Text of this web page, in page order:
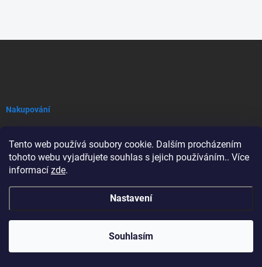
Tento web používá soubory cookie. Dalším procházením
tohoto webu vyjadřujete souhlas s jejich používáním.. Více
informací zde.
Nastavení
Souhlasím
Nakupování
Podmínky ochrany osobních údajů
O nás